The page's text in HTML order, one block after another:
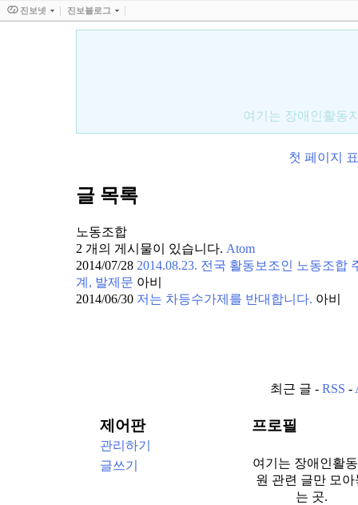
여기는 장애인활동
첫 페이지
글 목록
노동조합
2 개의 게시물이 있습니다. Atom
2014/07/28 2014.08.23. 전국 활동보조인 노동조
계, 발제문 아비
2014/06/30 저는 차등수가제를 반대합니다. 아비
최근 글 - RSS -
제어판
관리하기
글쓰기
프로필
여기는 장애인활
원 관련 글만 모아
는 곳.
진보넷 진보블로그